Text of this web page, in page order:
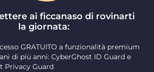
ai ficcanaso di rovinarti
la giornata:
GRATUITO a funzionalità premium
di più anni: CyberGhost ID Guard e
Privacy Guard